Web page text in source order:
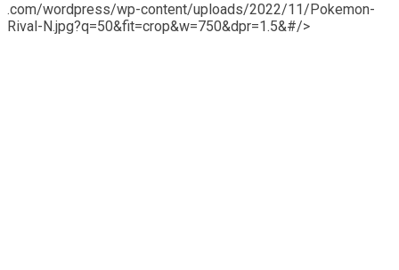
.com/wordpress/wp-content/uploads/2022/11/Pokemon-
Rival-N.jpg?q=50&fit=crop&w=750&dpr=1.5&#/>